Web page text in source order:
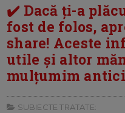
✔️ Dacă ți-a
fost de folos,
share! Aceste
utile și altor
mulțumim
SUBIECTE TRATATE: